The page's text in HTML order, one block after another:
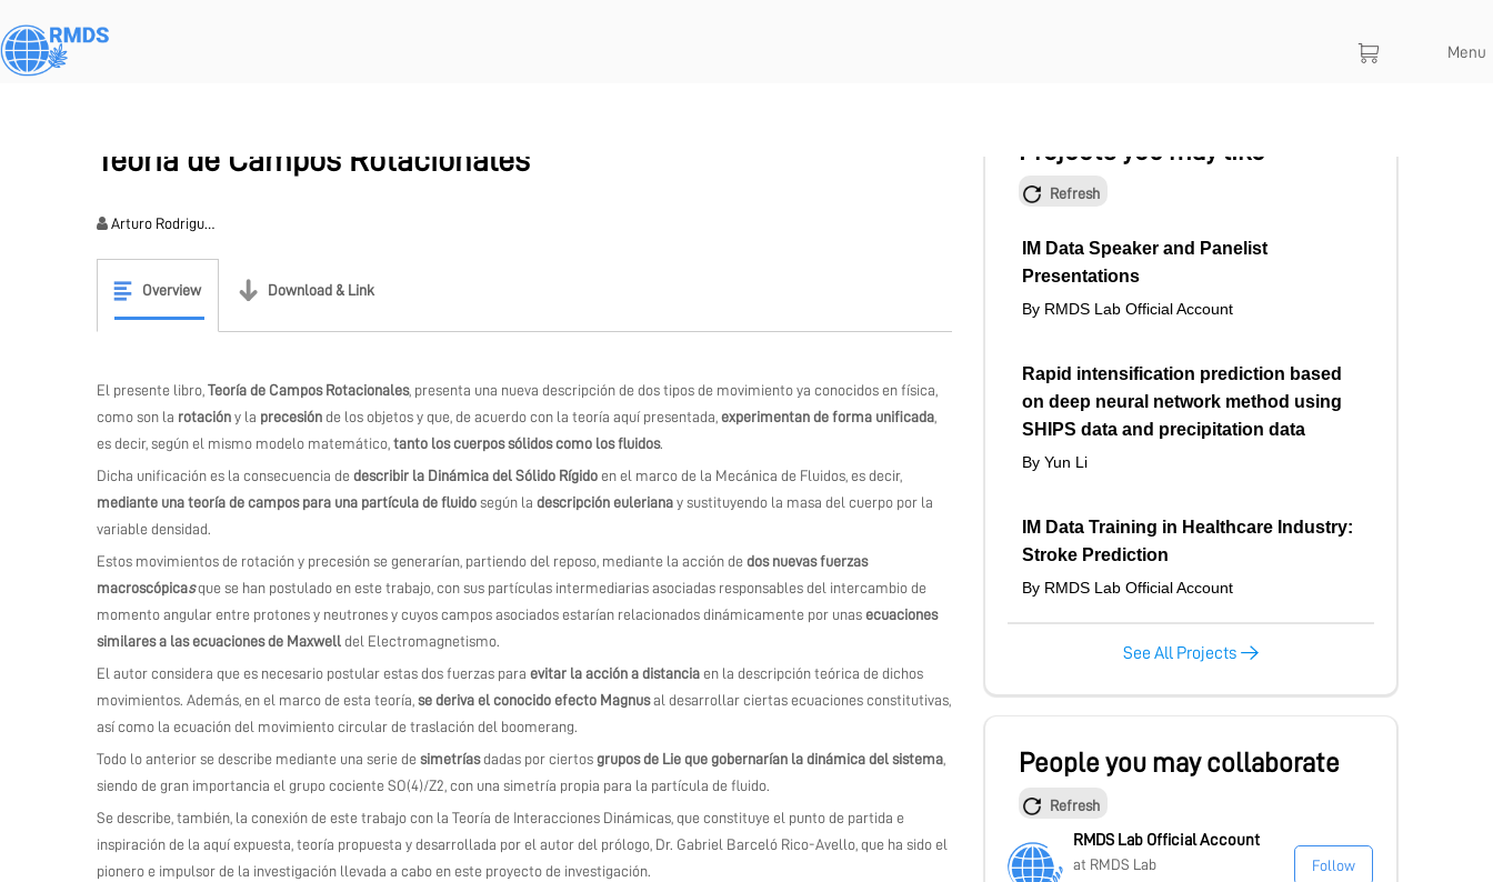
to
main
Menu
Teoría de Campos Rotacionales
Arturo Rodrigu…
Overview Download & Link
El presente libro, Teoría de Campos Rotacionales, presenta una nueva descripción de dos tipos de movimiento ya conocidos en física,
como son la rotación y la precesión de los objetos y que, de acuerdo con la teoría aquí presentada, experimentan de forma unificada,
es decir, según el mismo modelo matemático, tanto los cuerpos sólidos como los fluidos.
Dicha unificación es la consecuencia de describir la Dinámica del Sólido Rígido en el marco de la Mecánica de Fluidos, es decir,
mediante una teoría de campos para una partícula de fluido según la descripción euleriana y sustituyendo la masa del cuerpo por la
variable densidad.
Estos movimientos de rotación y precesión se generarían, partiendo del reposo, mediante la acción de dos nuevas fuerzas
macroscópicasque se han postulado en este trabajo, con sus partículas intermediarias asociadas responsables del intercambio de
momento angular entre protones y neutrones y cuyos campos asociados estarían relacionados dinámicamente por unas ecuaciones
similares a las ecuaciones de Maxwell del Electromagnetismo.
El autor considera que es necesario postular estas dos fuerzas para evitar la acción a distancia en la descripción teórica de dichos
movimientos. Además, en el marco de esta teoría, se deriva el conocido efecto Magnusal desarrollar ciertas ecuaciones constitutivas,
así como la ecuación del movimiento circular de traslación del boomerang.
Todo lo anterior se describe mediante una serie de simetríasdadas por ciertos grupos de Lie que gobernarían la dinámica del sistema,
siendo de gran importancia el grupo cociente SO(4)/Z2, con una simetría propia para la partícula de fluido.
Se describe, también, la conexión de este trabajo con la Teoría de Interacciones Dinámicas, que constituye el punto de partida e
inspiración de la aquí expuesta, teoría propuesta y desarrollada por el autor del prólogo, Dr. Gabriel Barceló Rico-Avello, que ha sido el
pionero e impulsor de la investigación llevada a cabo en este proyecto de investigación.
Projects you may like
Refresh
IM Data Speaker and Panelist
Presentations
By RMDS Lab Official Account
Rapid intensification prediction based
on deep neural network method using
SHIPS data and precipitation data
By Yun Li
IM Data Training in Healthcare Industry:
Stroke Prediction
By RMDS Lab Official Account
See All Projects
People you may collaborate
Refresh
RMDS Lab Official Account
at RMDS Lab
Follow